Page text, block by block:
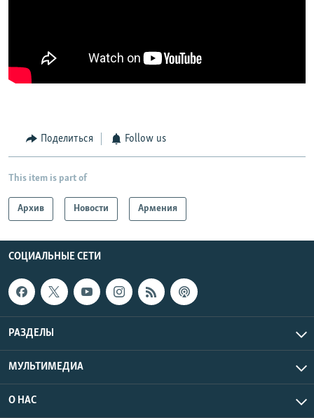
Поделиться Follow us
This item is part of
Архив Новости Армения
СОЦИАЛЬНЫЕ СЕТИ
РАЗДЕЛЫ
МУЛЬТИМЕДИА
О НАС